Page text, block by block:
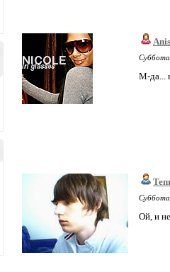
М-да...
Ой, и